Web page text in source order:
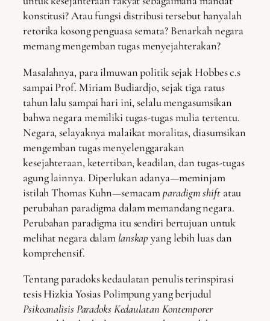
konstitusi? Atau fungsi distribusi tersebut hanyalah
retorika kosong penguasa semata? Benarkah negara
memang mengemban tugas menyejahterakan?
Masalahnya, para ilmuwan politik sejak Hobbes c.s
sampai Prof. Miriam Budiardjo, sejak tiga ratus
tahun lalu sampai hari ini, selalu mengasumsikan
bahwa negara memiliki tugas-tugas mulia tertentu.
Negara, selayaknya malaikat moralitas, diasumsikan
mengemban tugas menyelenggarakan
kesejahteraan, ketertiban, keadilan, dan tugas-tugas
agung lainnya. Diperlukan adanya—meminjam
istilah Thomas Kuhn—semacamparadigm shift atau
perubahan paradigma dalam memandang negara.
Perubahan paradigma itu sendiri bertujuan untuk
melihat negara dalam lanskapyang lebih luas dan
komprehensif.
Tentang paradoks kedaulatan penulis terinspirasi
tesis Hizkia Yosias Polimpung yang berjudul
Psikoanalisis Paradoks Kedaulatan Kontemporer